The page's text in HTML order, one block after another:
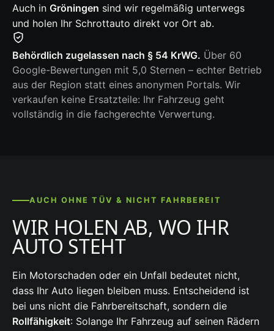
Auch in Gröningen sind wir regelmäßig unterwegs
und holen Ihr Schrottauto direkt vor Ort ab.
Behördlich zugelassen nach § 54 KrWG. Über 60
Google-Bewertungen mit 5,0 Sternen – echter Betrieb
aus der Region statt eines anonymen Portals. Wir
verkaufen keine Ersatzteile: Ihr Fahrzeug geht
vollständig in die fachgerechte Verwertung.
AUCH OHNE TÜV & NICHT FAHRBEREIT
WIR HOLEN AB, WO IHR
AUTO STEHT
Ein Motorschaden oder ein Unfall bedeutet nicht,
dass Ihr Auto liegen bleiben muss. Entscheidend ist
bei uns nicht die Fahrbereitschaft, sondern die
Rollfähigkeit: Solange Ihr Fahrzeug auf seinen Rädern